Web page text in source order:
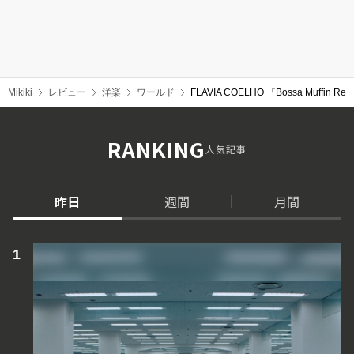
Mikiki レビュー 洋楽 ワールド FLAVIA COELHO 『Bossa Muffin
RANKING人気記事
昨日 週間 月間